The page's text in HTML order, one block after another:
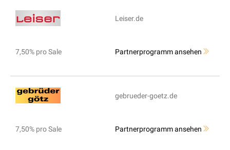
Leiser.de
7,50% pro Sale Partnerprogramm ansehen
gebrueder-goetz.de
7,50% pro Sale Partnerprogramm ansehen